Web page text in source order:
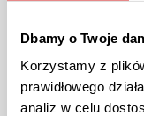
Dbamy o Twoje
Korzystamy z
prawidłowego
analiz w celu